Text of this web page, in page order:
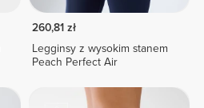
260,81 zł
Legginsy z wysokim stanem
Peach Perfect Air